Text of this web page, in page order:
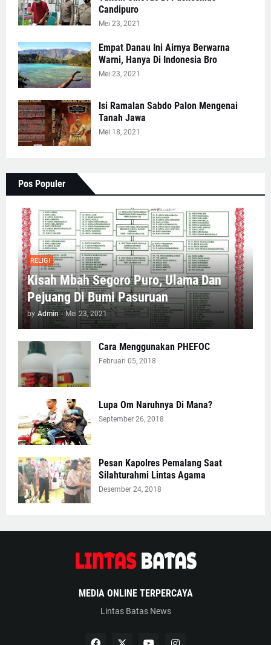
Candipuro
Mei 23, 2021
Empat Danau Ini Airnya Berwarna
Warni, Hanya Di Indonesia Bro
Mei 23, 2021
Isi Ramalan Sabdo Palon Mengenai
Tanah Jawa
Mei 18, 2021
Pos Populer
RELIGI
Kisah Mbah Segoro Puro, Ulama Dan
Pejuang Di Bumi Pasuruan
by Admin - Mei 23, 2021
Cara Menggunakan PHEFOC
Februari 05, 2018
Lupa Om Naruhnya Di Mana?
September 26, 2018
Pesan Kapolres Pemalang Saat
Silahturahmi Lintas Agama
Desember 24, 2018
MEDIA ONLINE TERPERCAYA
Lintas Batas News